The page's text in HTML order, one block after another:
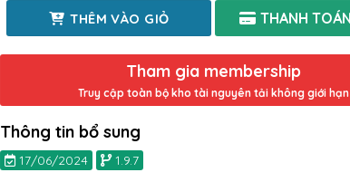
THÊM VÀO GIỎ
Tham gia membership
Truy cập toàn bộ kho tài nguyên tải không giới hạn
Thông tin bổ sung
17/06/2024 1.9.7